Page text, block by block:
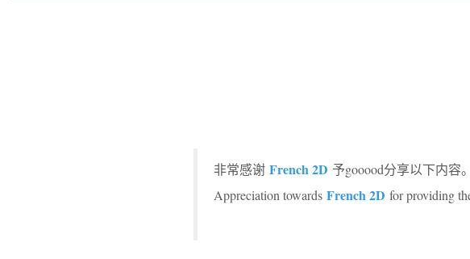
非常感谢 French 2D 予gooood分享以下内容
Appreciation towards French 2D for providing